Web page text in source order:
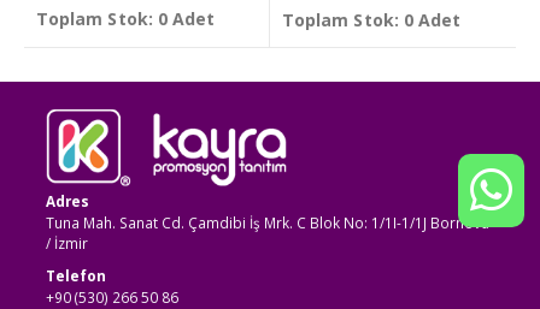
Toplam Stok: 0 Adet Toplam Stok: 0 Adet
Adres
Tuna Mah. Sanat Cd. Çamdibi İş Mrk. C Blok No: 1/1I-1/1J Bornova
/ İzmir
Telefon
+90 (530) 266 50 86